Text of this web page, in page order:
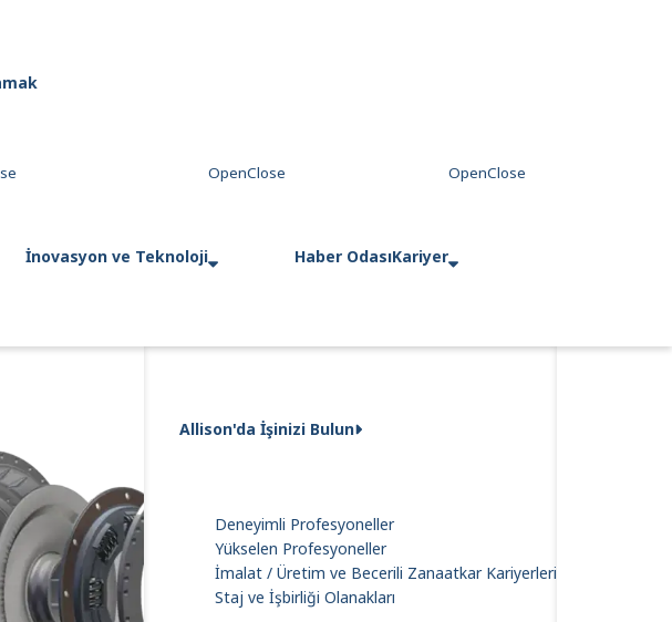
C
İnovasyon ve Teknoloji Haber OdasıKariyer
Allison'da İşinizi Bulun
Deneyimli Profesyoneller
Yükselen Profesyoneller
İmalat / Üretim ve Becerili Zanaatkar Kariyerleri
Staj ve İşbirliği Olanakları